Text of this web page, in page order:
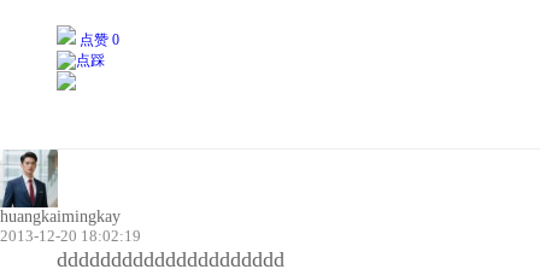
点赞 0
huangkaimingkay
2013-12-20 18:02:19
ddddddddddddddddddddd